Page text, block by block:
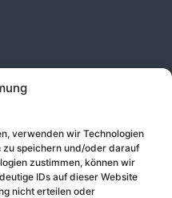
verwenden wir Technologien
zu speichern und/oder darauf
zustimmen, können wir
IDs auf dieser Website
nicht erteilen oder